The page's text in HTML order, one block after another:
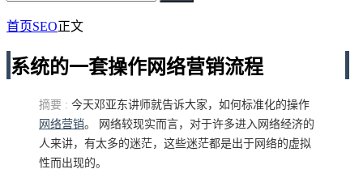
首页SEO正文
系统的一套操作网络营销流程
摘要 : 今天邓亚东讲师就告诉大家，如何标准化的操作
网络营销。 网络较现实而言，对于许多进入网络经济的
人来讲，有太多的迷茫，这些迷茫都是出于网络的虚拟
性而出现的。